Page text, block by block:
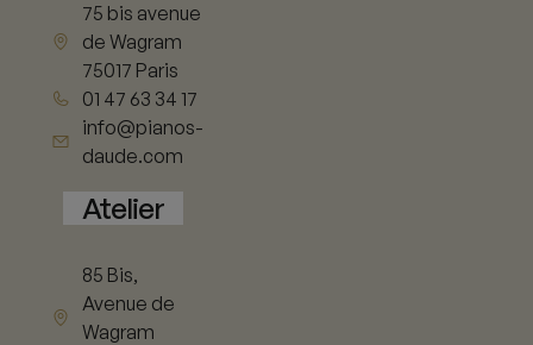
75 bis avenue
de Wagram
75017 Paris
01 47 63 34 17
info@pianos-
daude.com
Atelier
85 Bis,
Avenue de
Wagram